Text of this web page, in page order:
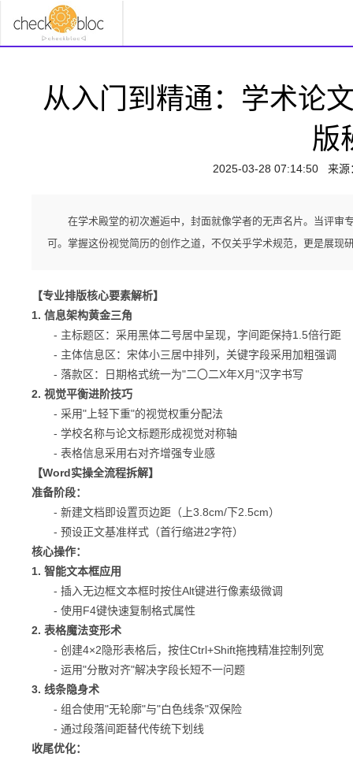
从入门到精通：学术论
版
2025-03-28 07:14:50来源
在学术殿堂的初次邂逅中，封面就像学者的无声名片。当评审
可。掌握这份视觉简历的创作之道，不仅关乎学术规范，更是展现
【专业排版核心要素解析】
1. 信息架构黄金三角
- 主标题区：采用黑体二号居中呈现，字间距保持1.5倍行距
- 主体信息区：宋体小三居中排列，关键字段采用加粗强调
- 落款区：日期格式统一为"二〇二X年X月"汉字书写
2. 视觉平衡进阶技巧
- 采用"上轻下重"的视觉权重分配法
- 学校名称与论文标题形成视觉对称轴
- 表格信息采用右对齐增强专业感
【Word实操全流程拆解】
准备阶段：
- 新建文档即设置页边距（上3.8cm/下2.5cm）
- 预设正文基准样式（首行缩进2字符）
核心操作：
1. 智能文本框应用
- 插入无边框文本框时按住Alt键进行像素级微调
- 使用F4键快速复制格式属性
2. 表格魔法变形术
- 创建4×2隐形表格后，按住Ctrl+Shift拖拽精准控制列宽
- 运用"分散对齐"解决字段长短不一问题
3. 线条隐身术
- 组合使用"无轮廓"与"白色线条"双保险
- 通过段落间距替代传统下划线
收尾优化：